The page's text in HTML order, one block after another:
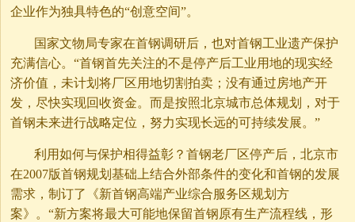
企业作为独具特色的“创意空间”。
国家文物局专家在首钢调研后，也对首钢工业遗产保护
充满信心。“首钢首先关注的不是停产后工业用地的现实经
济价值，未计划将厂区用地切割拍卖；没有通过房地产开
发，尽快实现回收资金。而是按照北京城市总体规划，对于
首钢未来进行战略定位，努力实现长远的可持续发展。”
利用如何与保护相得益彰？首钢老厂区停产后，北京市
在2007版首钢规划基础上结合外部条件的变化和首钢的发展
需求，制订了《新首钢高端产业综合服务区规划方
案》。“新方案将最大可能地保留首钢原有生产流程线，形